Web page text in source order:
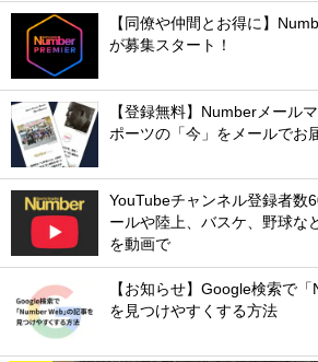
【同僚や仲間とお得に】
が募集スタート！
【登録無料】Numberメール
ポーツの「今」をメールでお
YouTubeチャンネル登録者数
ールや陸上、バスケ、野球な
を動画で
【お知らせ】Google検索で
を見つけやすくする方法